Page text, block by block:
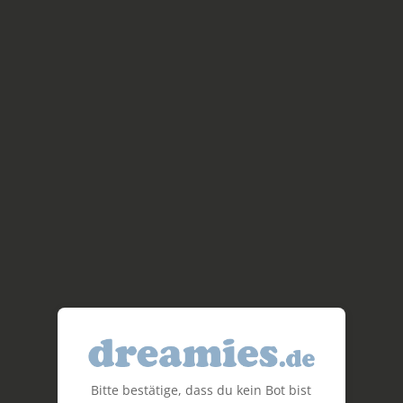
Bitte bestätige, dass du kein Bot bist